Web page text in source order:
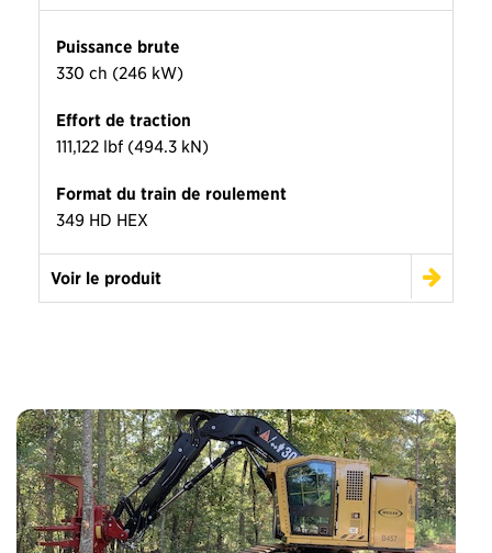
Puissance brute
330 ch (246 kW)
Effort de traction
111,122 lbf (494.3 kN)
Format du train de roulement
349 HD HEX
Voir le produit